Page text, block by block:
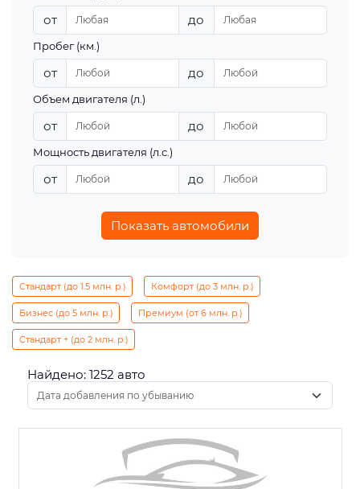
от до
Пробег (км.)
от до
Объем двигателя (л.)
от до
Мощность двигателя (л.с.)
от до
Показать автомобили
Стандарт (до 1.5 млн. р.) Комфорт (до 3 млн. р.)
Бизнес (до 5 млн. р.) Премиум (от 6 млн. р.)
Стандарт + (до 2 млн. р.)
Найдено: 1252 авто